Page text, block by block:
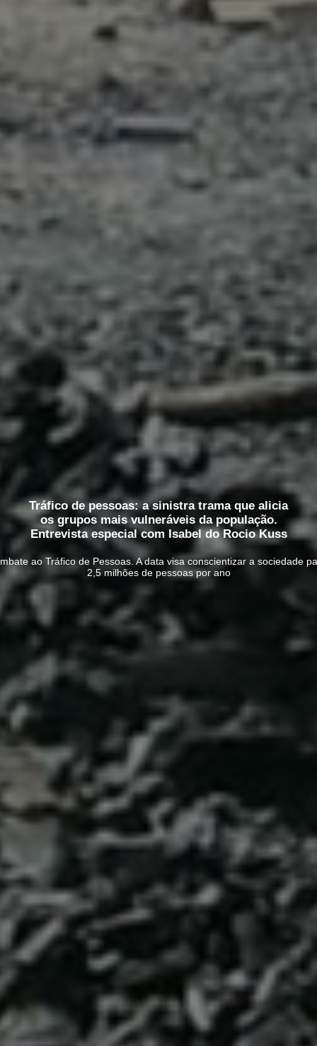
Tráfico de pessoas: a sinistra trama que alicia
os grupos mais vulneráveis da população.
Entrevista especial com Isabel do Rocio Kuss
ao Tráfico de Pessoas. A data visa conscientizar a sociedade
2,5 milhões de pessoas por ano